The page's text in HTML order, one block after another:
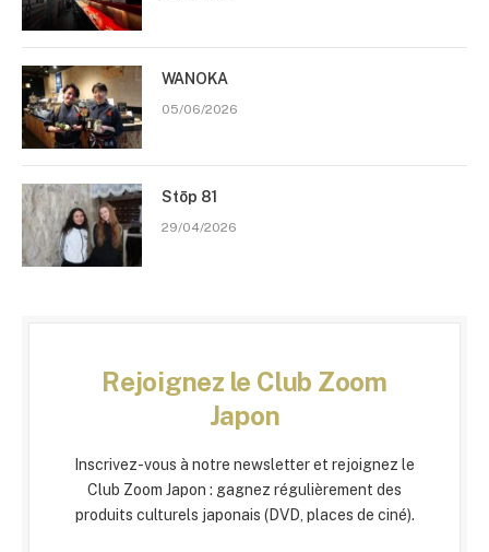
WANOKA
05/06/2026
Stōp 81
29/04/2026
Rejoignez le Club Zoom
Japon
Inscrivez-vous à notre newsletter et rejoignez le
Club Zoom Japon : gagnez régulièrement des
produits culturels japonais (DVD, places de ciné).